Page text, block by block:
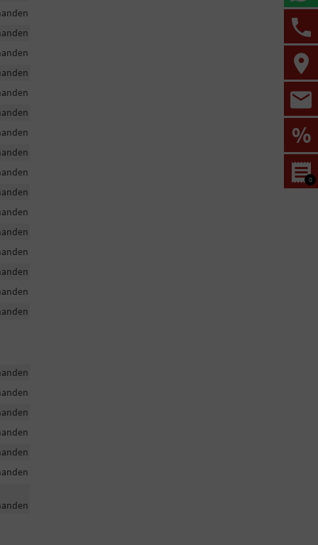
%
0